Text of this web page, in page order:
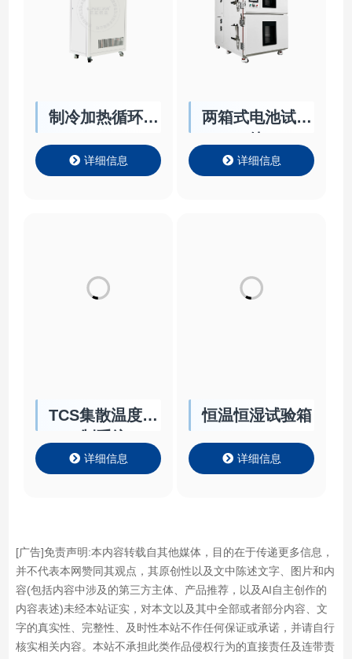
制冷加热循环器
详细信息
两箱式电池试验
详细信息
详细信息 详细信息
容(包括内容中涉及的第三方主体、产品推荐，以及AI自主创作的
内容表述)未经本站证实，对本文以及其中全部或者部分内容、文
字的真实性、完整性、及时性本站不作任何保证或承诺，并请自行
核实相关内容。本站不承担此类作品侵权行为的直接责任及连带责
任。如若本网有任何内容侵犯您的权益，请及时联系本站，本站将
会在24小时内处理完毕。